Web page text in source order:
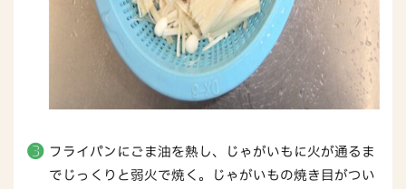
フライパンにごま油を熱し、じゃがいもに火が通るま
でじっくりと弱火で焼く。じゃがいもの焼き目がつい